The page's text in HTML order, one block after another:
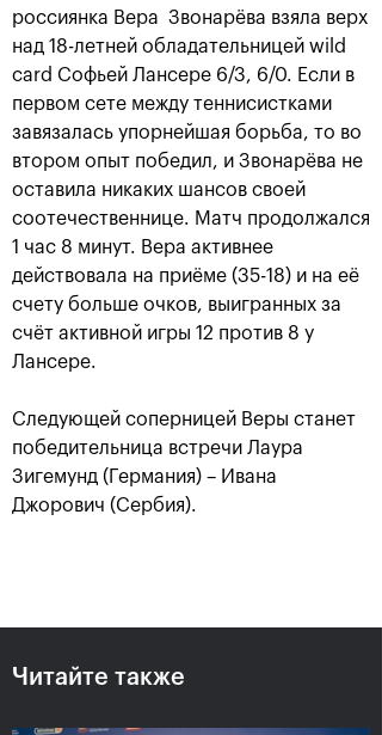
Фотогалерея финального
дня, 24 октября
25 октября, 11:00
октября
23 октября,
Аслан Карацев: «Моя цель —
попасть на Итоговый турнир
россиянка Вера Звонарёва взяла верх
над 18-летней обладательницей wild
card Софьей Лансере 6/3, 6/0. Если в
первом сете между теннисистками
завязалась упорнейшая борьба, то во
втором опыт победил, и Звонарёва не
оставила никаких шансов своей
соотечественнице. Матч продолжался
1 час 8 минут. Вера активнее
действовала на приёме (35-18) и на её
счету больше очков, выигранных за
счёт активной игры 12 против 8 у
Лансере.
Следующей соперницей Веры станет
победительница встречи Лаура
Зигемунд (Германия) – Ивана
Джорович (Сербия).
Читайте также